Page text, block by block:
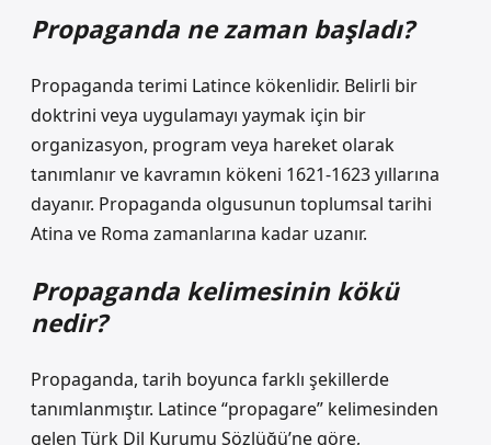
Propaganda ne zaman başladı?
Propaganda terimi Latince kökenlidir. Belirli bir
doktrini veya uygulamayı yaymak için bir
organizasyon, program veya hareket olarak
tanımlanır ve kavramın kökeni 1621-1623 yıllarına
dayanır. Propaganda olgusunun toplumsal tarihi
Atina ve Roma zamanlarına kadar uzanır.
Propaganda kelimesinin kökü
nedir?
Propaganda, tarih boyunca farklı şekillerde
tanımlanmıştır. Latince “propagare” kelimesinden
gelen Türk Dil Kurumu Sözlüğü’ne göre,